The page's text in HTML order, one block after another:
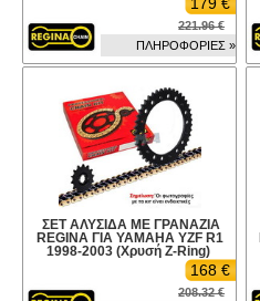
179 €
221.96 €
ΠΛΗΡΟΦΟΡΙΕΣ »
ΣΕΤ ΑΛΥΣΙΔΑ ΜΕ ΓΡΑΝΑΖΙΑ
REGINA ΓΙΑ YAMAHA YZF R1
1998-2003 (Χρυσή Z-Ring)
168 €
208.32 €